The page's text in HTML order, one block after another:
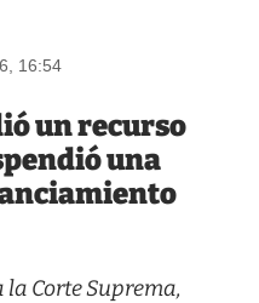
16:54
un recurso
una
Corte Suprema,